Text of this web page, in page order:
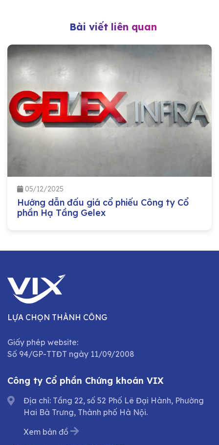
Bài viết liên quan
05/12/2025
Hướng dẫn đấu giá cổ phiếu Công ty Cổ
phần Hạ Tầng Gelex
LỰA CHỌN THÀNH CÔNG
Giấy phép website:
Số 94/GP-TTĐT ngày 11/09/2008
Công ty Cổ phần Chứng khoán VIX
Địa chỉ: Tầng 22, số 52 Phố Lê Đại Hành, Phường
Hai Bà Trưng, Thành phố Hà Nội.
Xem bản đồ